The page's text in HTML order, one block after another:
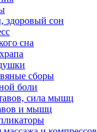
здоровый сон
сна
сборы
боли
сила мышц
и мышц